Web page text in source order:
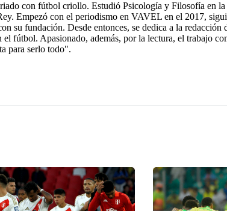
con fútbol criollo. Estudió Psicología y Filosofía en
Empezó con el periodismo en VAVEL en el 2017,
su fundación. Desde entonces, se dedica a la
fútbol. Apasionado, además, por la lectura, el trabajo
para serlo todo".